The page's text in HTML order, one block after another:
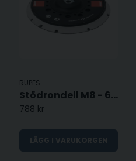
RUPES
Stödrondell M8 - 6" (150mm)
788 kr
LÄGG I VARUKORGEN